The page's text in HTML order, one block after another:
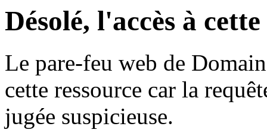
Désolé, l'accès à
Le pare-feu web de
cette ressource car la
jugée suspicieuse.